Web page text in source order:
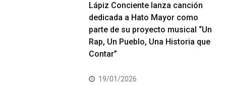
Lápiz Conciente lanza canción
dedicada a Hato Mayor como
parte de su proyecto musical “Un
Rap, Un Pueblo, Una Historia que
Contar”
19/01/2026